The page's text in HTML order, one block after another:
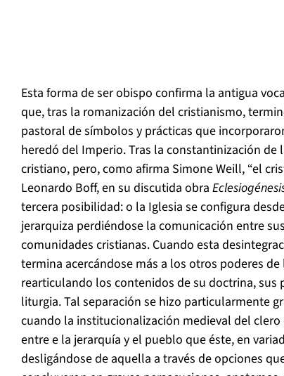
Esta forma de ser obispo confirma la antigua
que, tras la romanización del cristianismo,
pastoral de símbolos y prácticas que
heredó del Imperio. Tras la constantinización de
cristiano, pero, como afirma Simone Weill, “el
Leonardo Boff, en su discutida obra
tercera posibilidad: o la Iglesia se configura
jerarquiza perdiéndose la comunicación entre
comunidades cristianas. Cuando esta
termina acercándose más a los otros poderes
rearticulando los contenidos de su doctrina, sus
liturgia. Tal separación se hizo particularmente
cuando la institucionalización medieval del
entre e la jerarquía y el pueblo que éste, en
desligándose de aquella a través de opciones